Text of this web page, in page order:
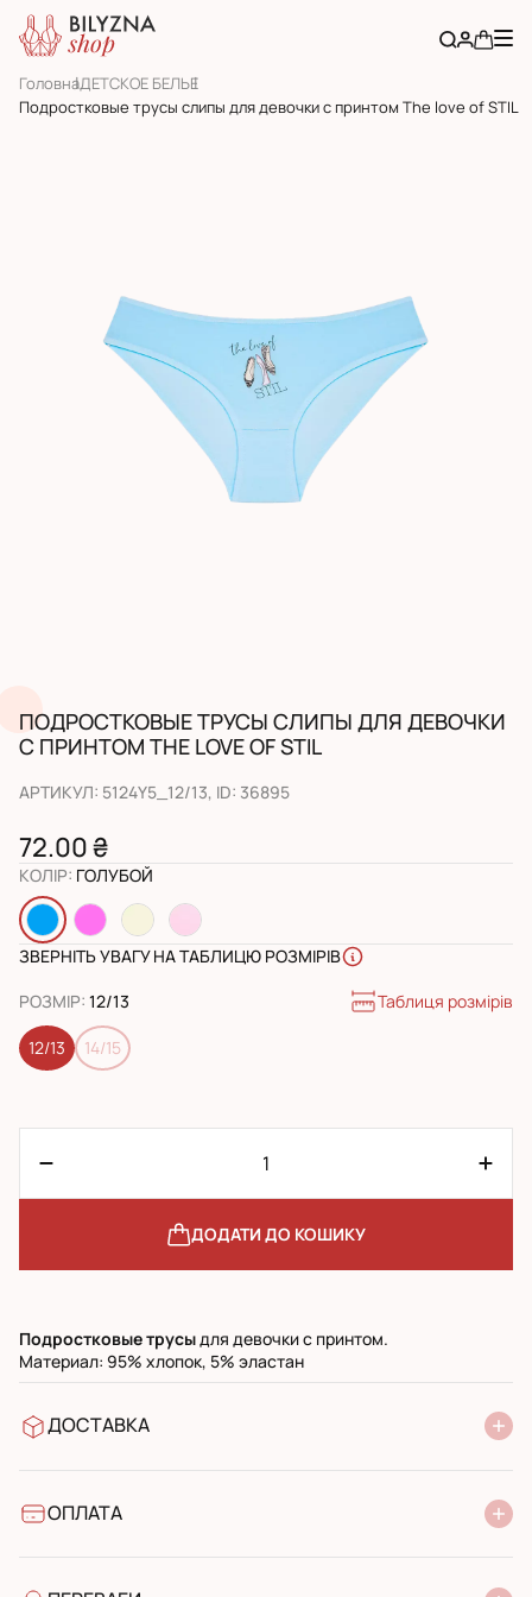
ГоловнаДЕТСКОЕ БЕЛЬЕ
Подростковые трусы слипы для девочки с принтом The love of STIL
ПОДРОСТКОВЫЕ ТРУСЫ СЛИПЫ ДЛЯ ДЕВОЧКИ
С ПРИНТОМ THE LOVE OF STIL
АРТИКУЛ: 5124Y5_12/13, ID: 36895
72.00 ₴
КОЛІР: ГОЛУБОЙ
ЗВЕРНІТЬ УВАГУ НА ТАБЛИЦЮ РОЗМІРІВ
РОЗМІР: 12/13 Таблиця розмірів
12/13 14/15
ДОДАТИ ДО КОШИКУ
Подростковыетрусыдля девочки с принтом.
Материал: 95% хлопок, 5% эластан
ДОСТАВКА
УкрПошта стандарт
ОПЛАТА
Банківський переказ